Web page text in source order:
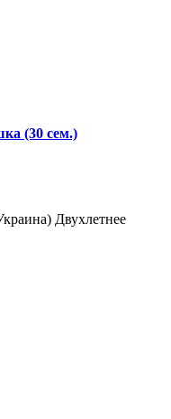
(30 сем.)
Двухлетнее